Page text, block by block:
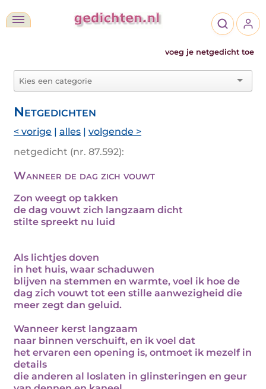
voeg je netgedicht toe
Netgedichten
< vorige | alles | volgende >
netgedicht (nr. 87.592):
Wanneer de dag zich vouwt
Zon weegt op takken
de dag vouwt zich langzaam dicht
stilte spreekt nu luid
Als lichtjes doven
in het huis, waar schaduwen
blijven na stemmen en warmte, voel ik hoe de
dag zich vouwt tot een stille aanwezigheid die
meer zegt dan geluid.
Wanneer kerst langzaam
naar binnen verschuift, en ik voel dat
het ervaren een opening is, ontmoet ik mezelf in
details
die anderen al loslaten in glinsteringen en geur